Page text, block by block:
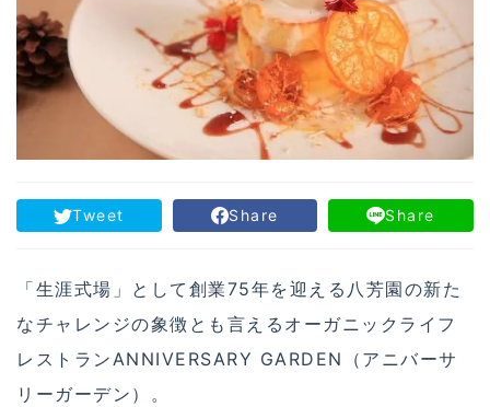
Tweet Share Share
「生涯式場」として創業75年を迎える八芳園の新た
なチャレンジの象徴とも言えるオーガニックライフ
レストランANNIVERSARY GARDEN（アニバーサ
リーガーデン）。